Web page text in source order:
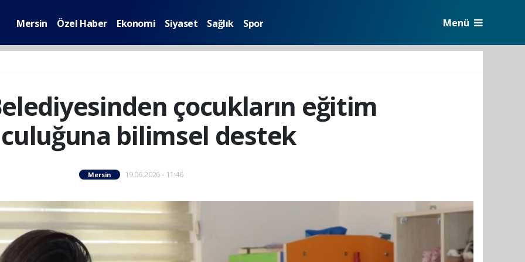
Mersin Özel Haber Ekonomi Siyaset Sağlık Spor Menü
çocukların eğitim
bilimsel destek
Mersin 19.06.2026 - 11:46